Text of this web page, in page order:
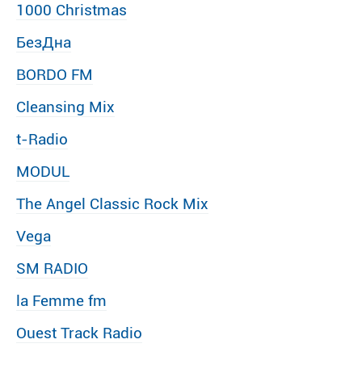
1000 Christmas
БезДна
BORDO FM
Cleansing Mix
t-Radio
MODUL
The Angel Classic Rock Mix
Vega
SM RADIO
la Femme fm
Ouest Track Radio